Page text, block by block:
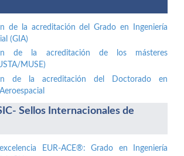
de la acreditación del Grado en Ingeniería
(GIA)
de la acreditación de los másteres
MUSE)
de la acreditación del Doctorado en
Sellos Internacionales de
EUR-ACE®: Grado en Ingeniería